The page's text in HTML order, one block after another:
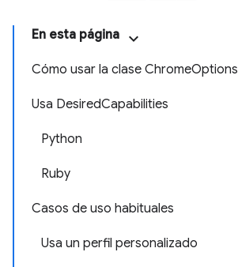
En esta página
Cómo usar la clase ChromeOptions
Usa DesiredCapabilities
Python
Ruby
Casos de uso habituales
Usa un perfil personalizado